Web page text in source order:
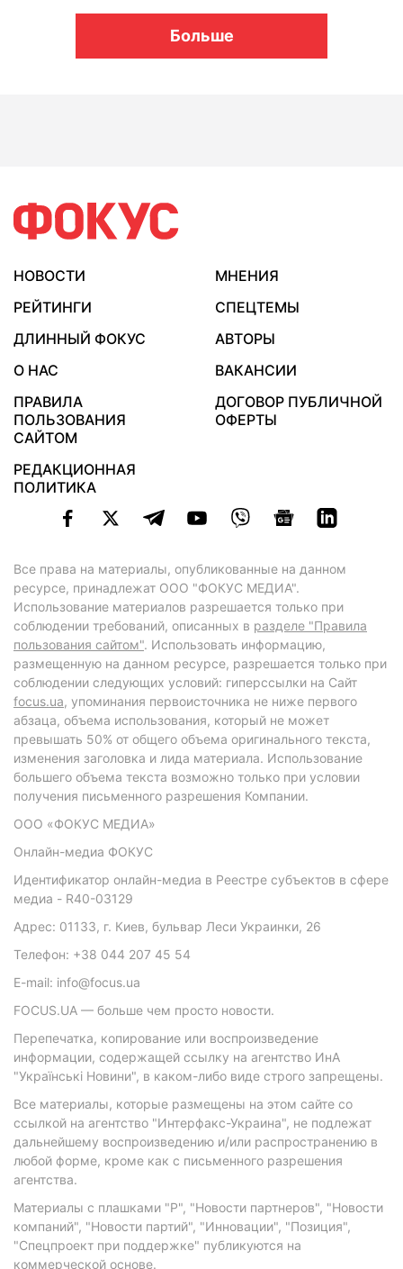
Больше
НОВОСТИ
МНЕНИЯ
РЕЙТИНГИ
СПЕЦТЕМЫ
ДЛИННЫЙ ФОКУС
АВТОРЫ
О НАС
ВАКАНСИИ
ПРАВИЛА
ПОЛЬЗОВАНИЯ
САЙТОМ
ДОГОВОР ПУБЛИЧНОЙ
ОФЕРТЫ
РЕДАКЦИОННАЯ
ПОЛИТИКА
Все права на материалы, опубликованные на данном
ресурсе, принадлежат ООО "ФОКУС МЕДИА".
Использование материалов разрешается только при
соблюдении требований, описанных в разделе "Правила
пользования сайтом". Использовать информацию,
размещенную на данном ресурсе, разрешается только при
соблюдении следующих условий: гиперссылки на Сайт
focus.ua, упоминания первоисточника не ниже первого
абзаца, объема использования, который не может
превышать 50% от общего объема оригинального текста,
изменения заголовка и лида материала. Использование
большего объема текста возможно только при условии
получения письменного разрешения Компании.
ООО «ФОКУС МЕДИА»
Онлайн-медиа ФОКУС
Идентификатор онлайн-медиа в Реестре субъектов в сфере
медиа - R40-03129
Адрес: 01133, г. Киев, бульвар Леси Украинки, 26
Телефон: +38 044 207 45 54
E-mail: info@focus.ua
FOCUS.UA — больше чем просто новости.
Перепечатка, копирование или воспроизведение
информации, содержащей ссылку на агентство ИнА
"Українські Новини", в каком-либо виде строго запрещены.
Все материалы, которые размещены на этом сайте со
ссылкой на агентство "Интерфакс-Украина", не подлежат
дальнейшему воспроизведению и/или распространению в
любой форме, кроме как с письменного разрешения
агентства.
Материалы с плашками "Р", "Новости партнеров", "Новости
компаний", "Новости партий", "Инновации", "Позиция",
"Спецпроект при поддержке" публикуются на
коммерческой основе.